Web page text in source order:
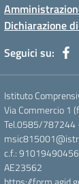
Dichiarazione
Seguici su:
Istituto
Via Commercio 1
Tel.0585/787244
c.f.:
AE23562